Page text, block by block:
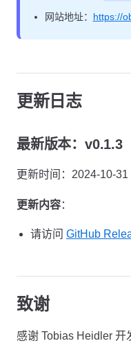
网站地址： https://
更新日志
最新版本：v0.1.3
更新时间：2024-10-31
更新内容：
请访问 GitHub
致谢
感谢 Tobias Heidler 开